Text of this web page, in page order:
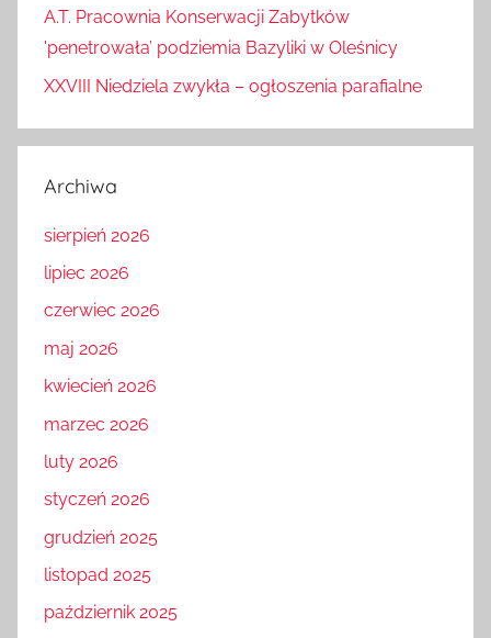
A.T. Pracownia Konserwacji Zabytków
'penetrowała’ podziemia Bazyliki w Oleśnicy
XXVIII Niedziela zwykła – ogłoszenia parafialne
Archiwa
sierpień 2026
lipiec 2026
czerwiec 2026
maj 2026
kwiecień 2026
marzec 2026
luty 2026
styczeń 2026
grudzień 2025
listopad 2025
październik 2025